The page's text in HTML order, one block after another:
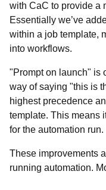
with CaC to provide a
Essentially we’ve
within a job template,
into workflows.
"Prompt on launch" is
way of saying "this is
highest precedence
template. This means
for the automation run.
These improvements
running automation.